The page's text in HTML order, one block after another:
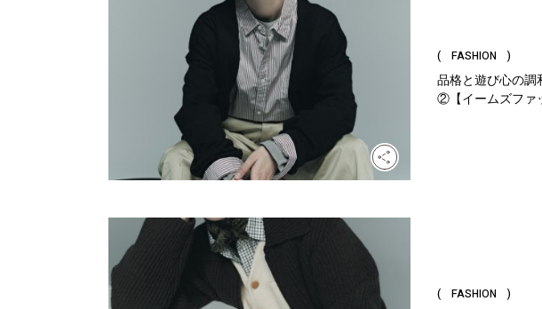
( FASHION )
品格と遊び心の調
②【イームズファ
( FASHION )